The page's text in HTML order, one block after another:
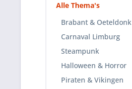
Alle Thema's
Brabant & Oeteldonk
Carnaval Limburg
Steampunk
Halloween & Horror
Piraten & Vikingen